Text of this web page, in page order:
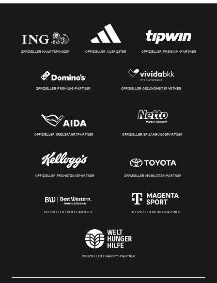
OFFIZIELLER HAUPTSPONSOR OFFIZIELLER AUSRÜSTER OFFIZIELLER PREMIUM-PARTNER
OFFIZIELLER PREMIUM-PARTNER OFFIZIELLER GESUNDHEITSPARTNER
OFFIZIELLER KREUZFAHRTPARTNER OFFIZIELLER ERNÄHRUNGSPARTNER
OFFIZIELLER FRÜHSTÜCKSPARTNER OFFIZIELLER MOBILITÄTS-PARTNER
OFFIZIELLER HOTELPARTNER OFFIZIELLER MEDIENPARTNER
OFFIZIELLER CHARITY-PARTNER